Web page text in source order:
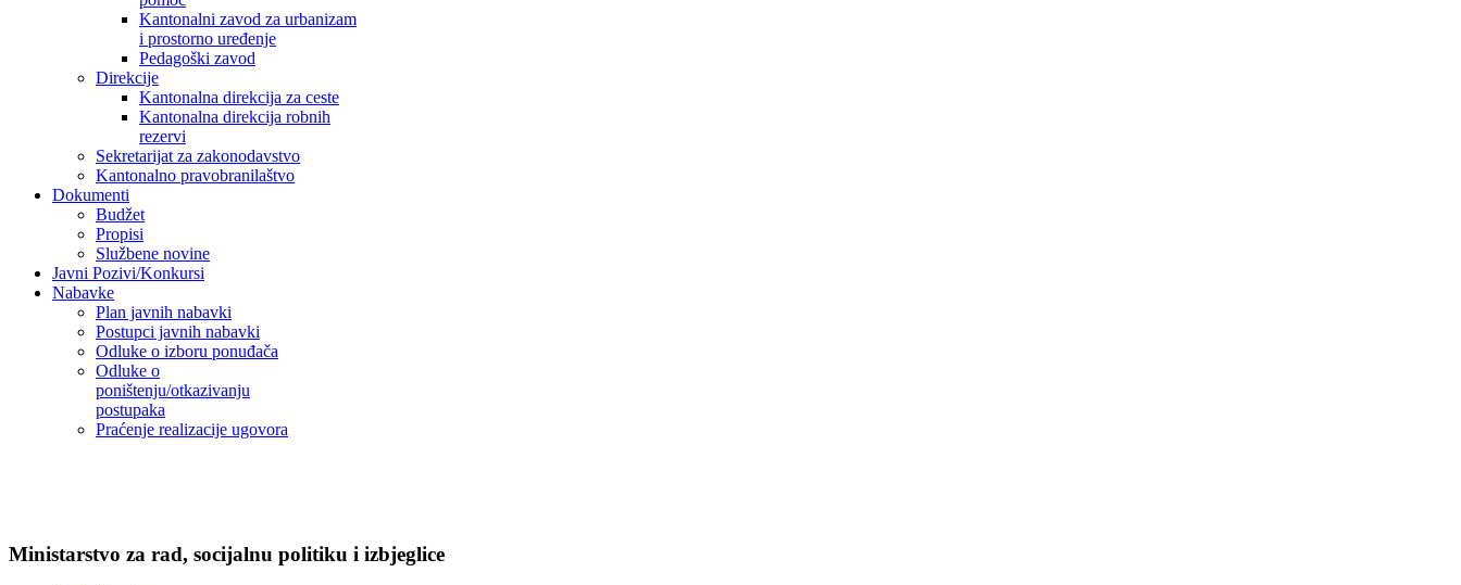
Kantonalni zavod za urbanizam
i prostorno uređenje
Pedagoški zavod
Direkcije
Kantonalna direkcija za ceste
Kantonalna direkcija robnih
rezervi
Sekretarijat za zakonodavstvo
Kantonalno pravobranilaštvo
Dokumenti
Budžet
Propisi
Službene novine
Javni Pozivi/Konkursi
Nabavke
Plan javnih nabavki
Postupci javnih nabavki
Odluke o izboru ponuđača
Odluke o
poništenju/otkazivanju
postupaka
Praćenje realizacije ugovora
Ministarstvo za rad, socijalnu politiku i izbjeglice